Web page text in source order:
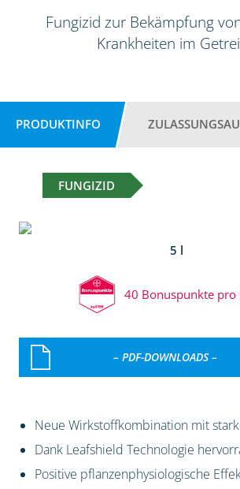
Fungizid zur Bekämpfung
Krankheiten im
PRODUKTINFO
FUNGIZID
5 l
40 Bonuspunkte pro
– PDF-DOWNLOADS –
Neue Wirkstoffkombination mit
Dank Leafshield Technologie
Positive pflanzenphysiologische